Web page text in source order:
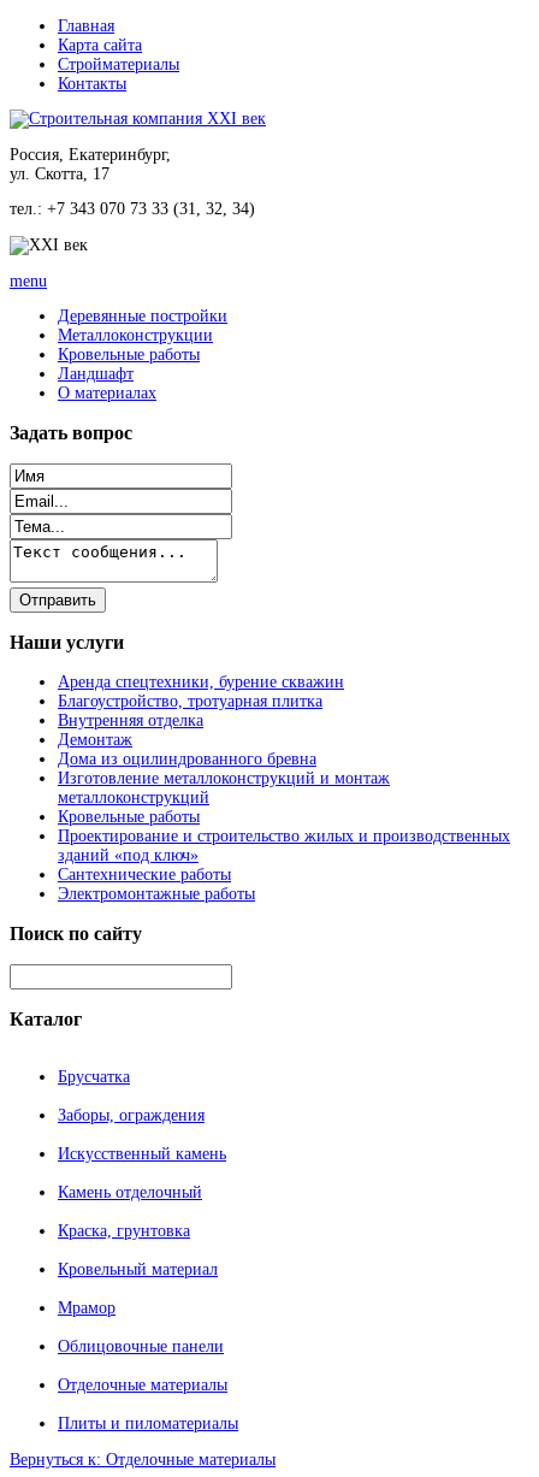
Главная
Карта сайта
Стройматериалы
Контакты
Россия, Екатеринбург,
ул. Скотта, 17
тел.: +7 343 070 73 33 (31, 32, 34)
menu
Деревянные постройки
Металлоконструкции
Кровельные работы
Ландшафт
О материалах
Задать вопрос
Наши услуги
Аренда спецтехники, бурение скважин
Благоустройство, тротуарная плитка
Внутренняя отделка
Демонтаж
Дома из оцилиндрованного бревна
Изготовление металлоконструкций и монтаж
металлоконструкций
Кровельные работы
Проектирование и строительство жилых и производственных
зданий «под ключ»
Сантехнические работы
Электромонтажные работы
Поиск по сайту
Каталог
Брусчатка
Заборы, ограждения
Искусственный камень
Камень отделочный
Краска, грунтовка
Кровельный материал
Мрамор
Облицовочные панели
Отделочные материалы
Плиты и пиломатериалы
Вернуться к: Отделочные материалы